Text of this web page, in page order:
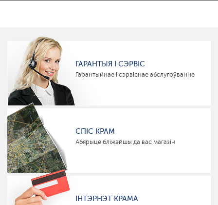
ГАРАНТЫЯ І СЭРВІС
Гарантыйнае і сэрвіснае абслугоўванне
СПІС КРАМ
Абярыце бліжэйшы да вас магазін
ІНТЭРНЭТ КРАМА